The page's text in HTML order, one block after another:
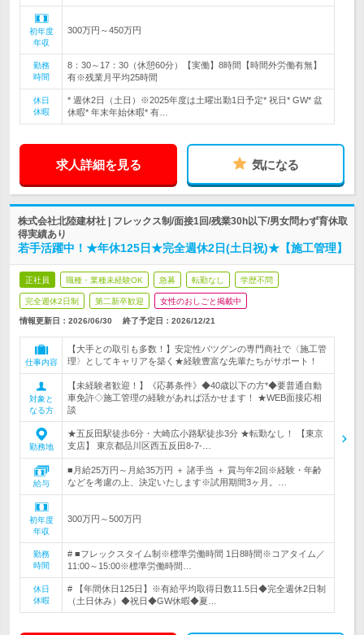
初年度
年収
300万円～450万円
勤務
時間
8：30～17：30（休憩60分）【実働】8時間【時間外労働有無】
有※残業月平均25時間
休日
休暇
* 週休2日（土日）※2025年度は土曜出勤1日予定* 祝日* GW* 盆
休暇* 年末年始休暇* 有…
求人詳細を見る 気になる
株式会社北陸建材社 | フレックス制/面接1回/残業30h以下/男女問わず育休取
得実績あり
若手活躍中！★年休125日★完全週休2日(土日祝)★【施工管理】
正社員 職種・業種未経験OK 急募 転勤なし 学歴不問
完全週休2日制 第二新卒歓迎 女性のおしごと掲載中
情報更新日：2026/06/30 終了予定日： 2026/12/21
仕事内容
【大手との取引も多数！】安定性バツグンの専門商社で〈施工管
理〉としてキャリアを築く★経験豊富な先輩たちがサポート！
対象と
なる方
【未経験者歓迎！】《応募条件》◆40歳以下の方*◆要普通自動
車免許◇施工管理の経験があれば活かせます！ ★WEB面接応相
談
勤務地
★五反田駅徒歩6分・大崎広小路駅徒歩3分 ★転勤なし！ 【東京
支店】 東京都品川区西五反田8-7-…
給与
■月給25万円～月給35万円 ＋ 諸手当 ＋ 賞与年2回※経験・年齢
などを考慮の上、決定いたします※試用期間3ヶ月。…
初年度
年収
300万円～500万円
勤務
時間
# ■フレックスタイム制※標準労働時間 1日8時間※コアタイム／
11:00～15:00※標準労働時間…
休日
休暇
# 【年間休日125日】※有給平均取得日数11.5日◆完全週休2日制
（土日休み）◆祝日◆GW休暇◆夏…